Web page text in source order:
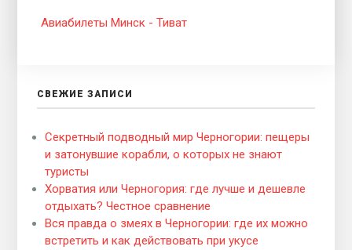
Авиабилеты Минск - Тиват
СВЕЖИЕ ЗАПИСИ
Секретный подводный мир Черногории: пещеры
и затонувшие корабли, о которых не знают
туристы
Хорватия или Черногория: где лучше и дешевле
отдыхать? Честное сравнение
Вся правда о змеях в Черногории: где их можно
встретить и как действовать при укусе